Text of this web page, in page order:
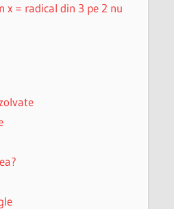
x = radical din 3 pe 2 nu